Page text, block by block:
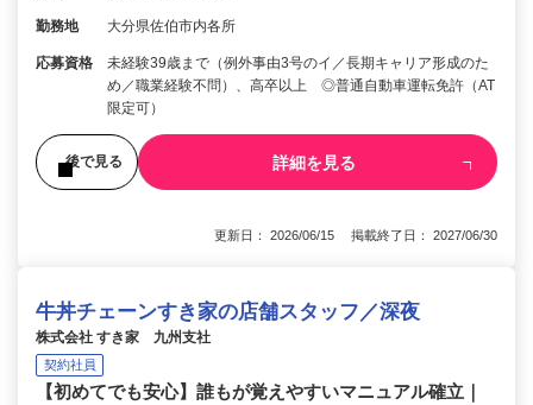
勤務地 大分県佐伯市内各所
応募資格
未経験39歳まで（例外事由3号のイ／長期キャリア形成のた
め／職業経験不問）、高卒以上 ◎普通自動車運転免許（AT
限定可）
後で見る 詳細を見る
更新日： 2026/06/15 掲載終了日： 2027/06/30
牛丼チェーンすき家の店舗スタッフ／深夜
株式会社 すき家 九州支社
契約社員
【初めてでも安心】誰もが覚えやすいマニュアル確立｜